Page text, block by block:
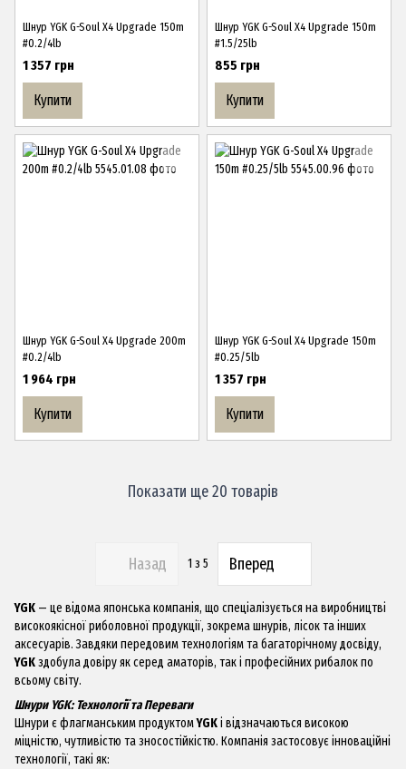
Шнур YGK G-Soul X4 Upgrade 150m
#0.2/4lb
1 357 грн
Купити
Шнур YGK G-Soul X4 Upgrade 150m
#1.5/25lb
855 грн
Купити
Шнур YGK G-Soul X4 Upgrade 200m
#0.2/4lb
1 964 грн
Купити
Шнур YGK G-Soul X4 Upgrade 150m
#0.25/5lb
1 357 грн
Купити
Показати ще 20 товарів
Назад 1 з 5 Вперед
YGK — це відома японська компанія, що спеціалізується на виробництві
високоякісної риболовної продукції, зокрема шнурів, лісок та інших
аксесуарів. Завдяки передовим технологіям та багаторічному досвіду,
YGKздобула довіру як серед аматорів, так і професійних рибалок по
всьому світу.
Шнури YGK: Технології та Переваги
Шнури є флагманським продуктомYGKі відзначаються високою
міцністю, чутливістю та зносостійкістю. Компанія застосовує інноваційні
технології, такі як: